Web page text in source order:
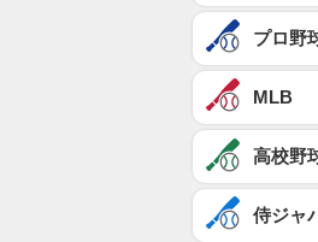
プロ野
MLB
高校野
侍ジャ